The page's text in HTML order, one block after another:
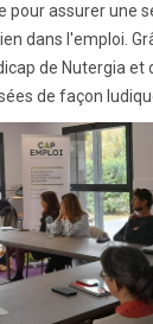
pour assurer une
dans l'emploi.
de Nutergia et
de façon